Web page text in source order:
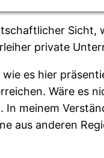
private
wie es hier
Wäre es
meinem
aus anderen